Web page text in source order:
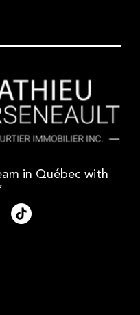
in Québec with